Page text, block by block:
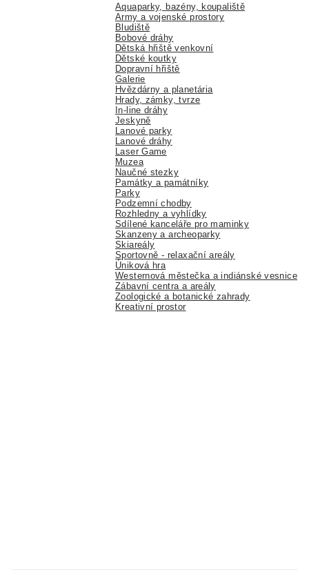
Aquaparky, bazény, koupaliště
Army a vojenské prostory
Bludiště
Bobové dráhy
Dětská hřiště venkovní
Dětské koutky
Dopravní hřiště
Galerie
Hvězdárny a planetária
Hrady, zámky, tvrze
In-line dráhy
Jeskyně
Lanové parky
Lanové dráhy
Laser Game
Muzea
Naučné stezky
Památky a památníky
Parky
Podzemní chodby
Rozhledny a vyhlídky
Sdílené kanceláře pro maminky
Skanzeny a archeoparky
Skiareály
Sportovně - relaxační areály
Úniková hra
Westernová městečka a indiánské vesnice
Zábavní centra a areály
Zoologické a botanické zahrady
Kreativní prostor